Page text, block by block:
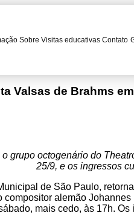
Sobre Visitas educativas Contato
Valsas de Brahms
grupo octogenário do
25/9, e os ingressos
de São Paulo,
compositor alemão
mais cedo, às 17h.